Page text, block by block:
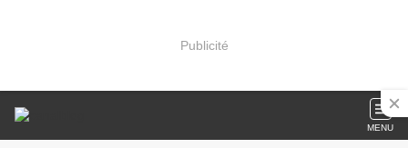
Publicité
MENU